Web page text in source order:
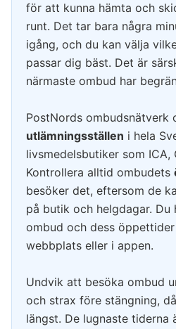
för att kunna hämta och
runt. Det tar bara några
igång, och du kan välja
passar dig bäst. Det är
närmaste ombud har
PostNords ombudsnätverk
utlämningsställen i hela
livsmedelsbutiker som
Kontrollera alltid ombudets
besöker det, eftersom de
på butik och helgdagar. Du
ombud och dess
webbplats eller i appen.
Undvik att besöka ombud
och strax före stängning,
längst. De lugnaste tiderna